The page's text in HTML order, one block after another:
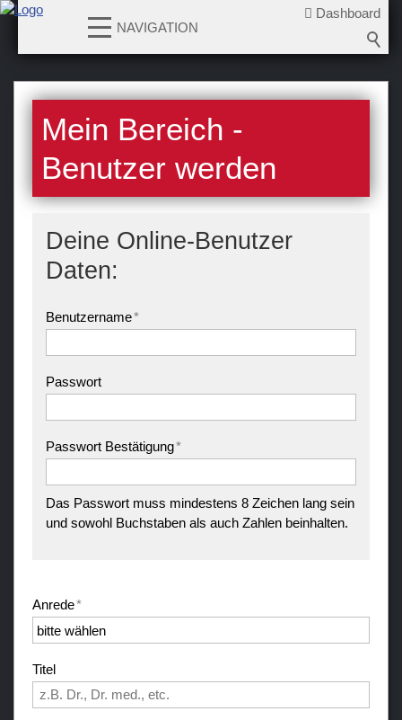
Dashboard
NAVIGATION
News
Teams
Verein
Sponsoren / Partner
Fanzone
Mein Bereich -
Benutzer werden
Deine Online-Benutzer
Daten:
Benutzername*
Passwort
Passwort Bestätigung*
Das Passwort muss mindestens 8 Zeichen lang sein
und sowohl Buchstaben als auch Zahlen beinhalten.
Anrede*
Titel